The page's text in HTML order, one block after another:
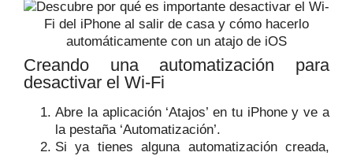
Creando una automatización para
desactivar el Wi-Fi
Abre la aplicación ‘Atajos’ en tu iPhone y ve a
la pestaña ‘Automatización’.
Si ya tienes alguna automatización creada,